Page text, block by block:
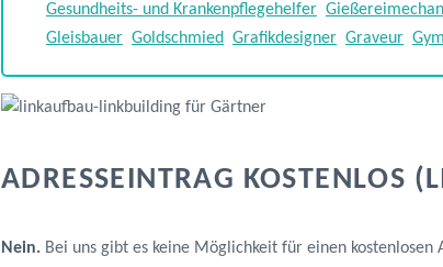
Gesundheits- und Krankenpflegehelfer
Gleisbauer Goldschmied Grafikdesigner Graveur
ADRESSEINTRAG KOSTENLOS
Nein. Bei uns gibt es keine Möglichkeit für einen